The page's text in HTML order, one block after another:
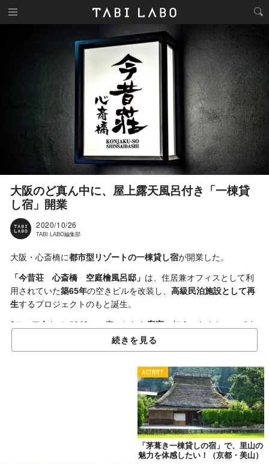
大阪のど真ん中に、屋上露天風呂付き「一棟貸
し宿」開業
2020/10/26
TABI LABO編集部
大阪・心斎橋に都市型リゾートの一棟貸し宿が開業した。
「今昔荘 心斎橋 空庭檜風呂邸」 は、住居兼オフィスとして利
用されていた築65年の空きビルを改装し、 高級民泊施設として再
生するプロジェクトのもと誕生。
3フロア合わせて 140㎡ の広々とした 客室に加え、なんといっても
屋上露天風呂
用意されているから、温水プールとして使うことも可能。
にはプロジェクターと大迫力のサウンドシステム
を設置。「Amazon Prime」や
「Netflix」といった動画配信サービスが無料で楽しめる。
には、江戸時代に大阪に集められた関西中
「樽廻船」の船着き場の街並みを再現。
ダイニングテーブルも樽廻船の構造や背景を楽しめるデザインに
大阪の歴史に触れることができ
続きを見る
ACTIVITY
「茅葺き一棟貸しの宿」で、里山の
魅力を体感したい！（京都・美山）